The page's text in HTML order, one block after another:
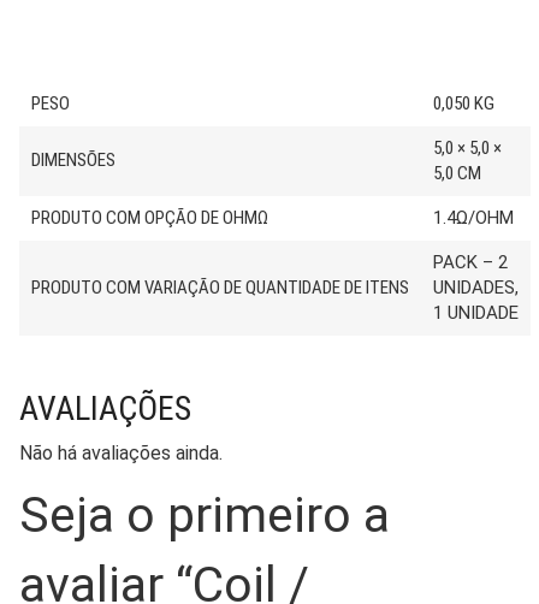
PESO 0,050 KG
DIMENSÕES
5,0 × 5,0 ×
5,0 CM
PRODUTO COM OPÇÃO DE OHMΩ 1.4Ω/OHM
PRODUTO COM VARIAÇÃO DE QUANTIDADE DE ITENS
PACK – 2
UNIDADES,
1 UNIDADE
AVALIAÇÕES
Não há avaliações ainda.
Seja o primeiro a
avaliar “Coil /